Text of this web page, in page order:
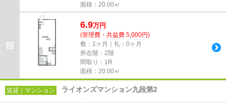
面積：20.00㎡
6.9万円
(管理費・共益費 5,000円)
敷：1ヶ月｜礼：0ヶ月
所在階：2階
間取り：1R
面積：20.00㎡
賃貸｜マンション ライオンズマンション九段第2